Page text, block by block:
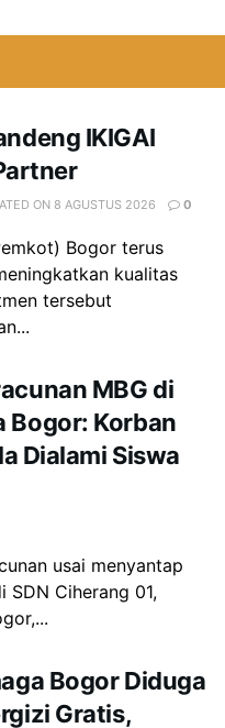
IKIGAI
ON 8 AGUSTUS 2026 0
Bogor terus
kualitas
tersebut
MBG di
Bogor: Korban
Dialami Siswa
usai menyantap
SDN Ciherang 01,
Bogor Diduga
Gratis,